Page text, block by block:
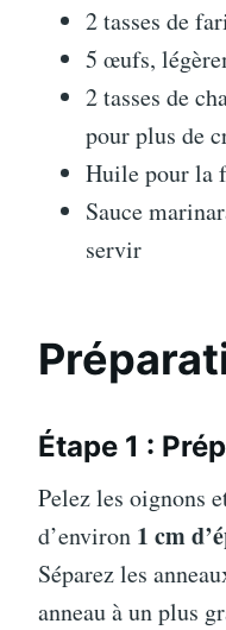
2 tasses de
5 œufs,
2 tasses de
pour plus de
Huile pour la
Sauce
servir
Étape 1 :
Pelez les oignons
d’environ 1 cm
Séparez les
anneau à un plus